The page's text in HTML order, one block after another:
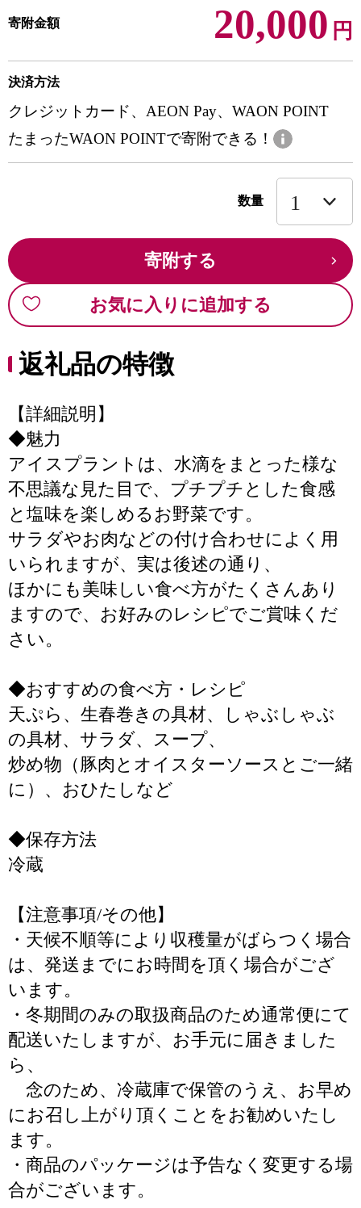
寄附金額 20,000 円
決済方法
クレジットカード、AEON Pay、WAON POINT
たまったWAON POINTで寄附できる！
数量
寄附する
お気に入りに追加する
返礼品の特徴
【詳細説明】
◆魅力
アイスプラントは、水滴をまとった様な
不思議な見た目で、プチプチとした食感
と塩味を楽しめるお野菜です。
サラダやお肉などの付け合わせによく用
いられますが、実は後述の通り、
ほかにも美味しい食べ方がたくさんあり
ますので、お好みのレシピでご賞味くだ
さい。
◆おすすめの食べ方・レシピ
天ぷら、生春巻きの具材、しゃぶしゃぶ
の具材、サラダ、スープ、
炒め物（豚肉とオイスターソースとご一緒
に）、おひたしなど
◆保存方法
冷蔵
【注意事項/その他】
・天候不順等により収穫量がばらつく場合
は、発送までにお時間を頂く場合がござ
います。
・冬期間のみの取扱商品のため通常便にて
配送いたしますが、お手元に届きました
ら、
念のため、冷蔵庫で保管のうえ、お早め
にお召し上がり頂くことをお勧めいたし
ます。
・商品のパッケージは予告なく変更する場
合がございます。